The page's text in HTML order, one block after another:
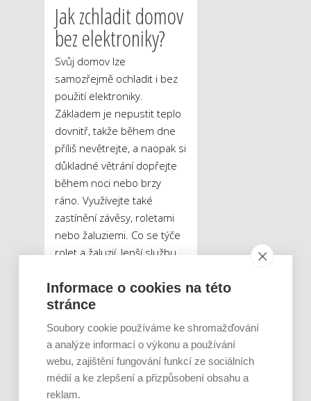
Jak zchladit domov
bez elektroniky?
Svůj domov lze
samozřejmě ochladit i bez
použití elektroniky.
Základem je nepustit teplo
dovnitř, takže během dne
příliš nevětrejte, a naopak si
důkladné větrání dopřejte
během noci nebo brzy
ráno. Využívejte také
zastínění závěsy, roletami
nebo žaluziemi. Co se týče
rolet a žaluzií, lepší službu
předokenní. Ty totiž
zabraňují dopadu
slunečních paprsků na sklo
oken a to se tudíž tolik
nezahřívá. Skla oken
můžete opatřit také
odrazovými foliemi. Pokud
Informace o cookies na této
stránce
Soubory cookie používáme ke shromažďování
a analýze informací o výkonu a používání
webu, zajištění fungování funkcí ze sociálních
médií a ke zlepšení a přizpůsobení obsahu a
reklam.